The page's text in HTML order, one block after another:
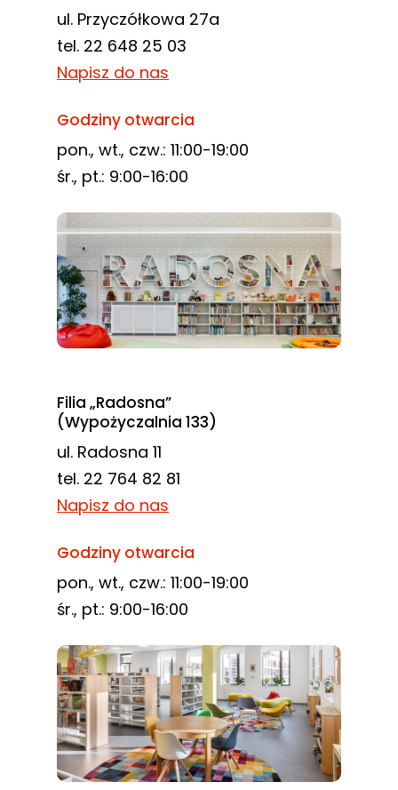
ul. Przyczółkowa 27a
tel. 22 648 25 03
Napisz do nas
Godziny otwarcia
pon., wt., czw.: 11:00-19:00
śr., pt.: 9:00-16:00
Filia „Radosna”
(Wypożyczalnia 133)
ul. Radosna 11
tel. 22 764 82 81
Napisz do nas
Godziny otwarcia
pon., wt., czw.: 11:00-19:00
śr., pt.: 9:00-16:00